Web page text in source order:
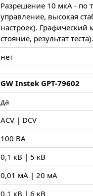
Разрешение 10 мкА - по
управление, высокая
настроек). Графический
стояние, результат
нет
GW Instek GPT-79602
да
ACV | DCV
100 ВА
0,1 кВ | 5 кВ
0,01 мА | 20 мА
0,1 кВ | 6 кВ